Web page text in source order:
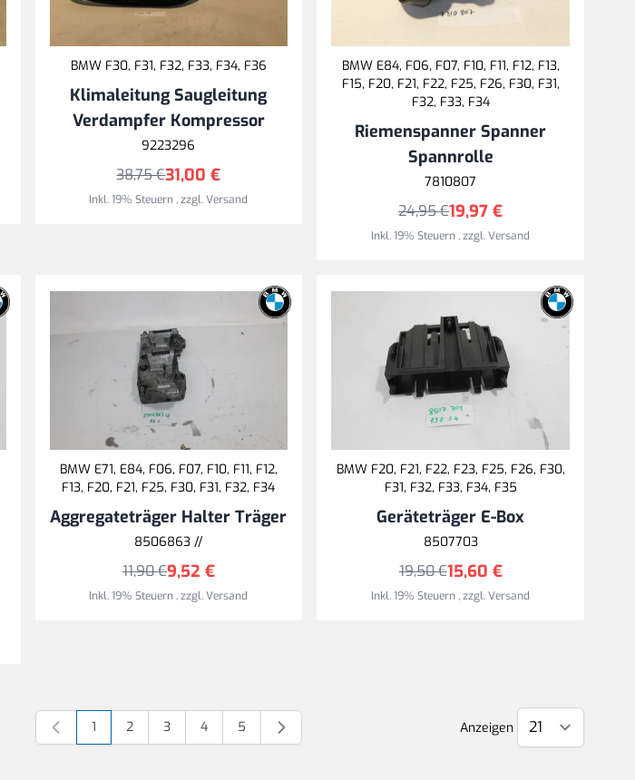
BMW F30, F31, F32, F33, F34, F36
Klimaleitung Saugleitung
Verdampfer Kompressor
9223296
31,00 €
38,75 €
Inkl. 19% Steuern,zzgl.Versand
BMW E84, F06, F07, F10, F11, F12, F13,
F15, F20, F21, F22, F25, F26, F30, F31,
F32, F33, F34
Riemenspanner Spanner
Spannrolle
7810807
19,97 €
24,95 €
Inkl. 19% Steuern,zzgl.Versand
BMW E71, E84, F06, F07, F10, F11, F12,
F13, F20, F21, F25, F30, F31, F32, F34
Aggregateträger Halter Träger
8506863 //
9,52 €
11,90 €
Inkl. 19% Steuern,zzgl.Versand
BMW F20, F21, F22, F23, F25, F26, F30,
F31, F32, F33, F34, F35
Geräteträger E-Box
8507703
15,60 €
19,50 €
Inkl. 19% Steuern,zzgl.Versand
Sie lesen gerade Seite
1 Seite
2 Seite
3 Seite
4 Seite
5 Anzeigen